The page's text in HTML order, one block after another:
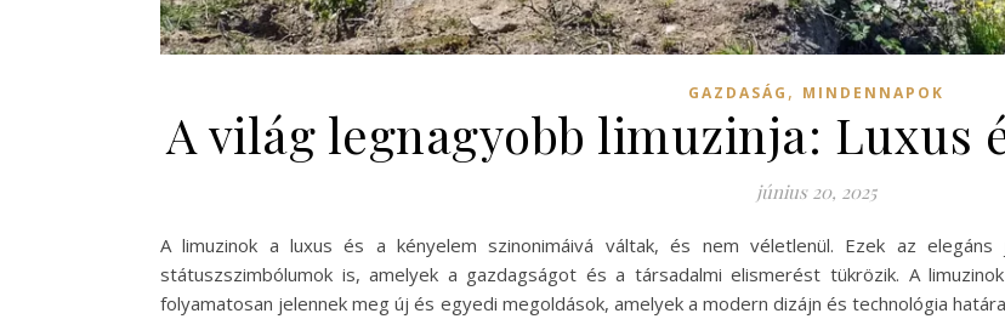
GAZDASÁG , MINDENNAPOK
A világ legnagyobb limuzinja: Luxus
június 20, 2025
A limuzinok a luxus és a kényelem szinonimáivá váltak, és nem véletlenül. Ezek az elegáns
státuszszimbólumok is, amelyek a gazdagságot és a társadalmi elismerést tükrözik. A
folyamatosan jelennek meg új és egyedi megoldások, amelyek a modern dizájn és technológia